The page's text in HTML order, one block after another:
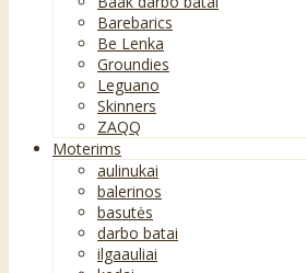
Barebarics
Be Lenka
Groundies
Leguano
Skinners
ZAQQ
Moterims
aulinukai
balerinos
basutės
darbo batai
ilgaauliai